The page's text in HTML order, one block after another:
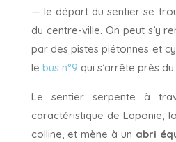
— le départ du sentier se
du centre-ville. On peut s’y
par des pistes piétonnes et
le bus n°9 qui s’arrête près
Le sentier serpente à
caractéristique de Laponie,
colline, et mène à un abri